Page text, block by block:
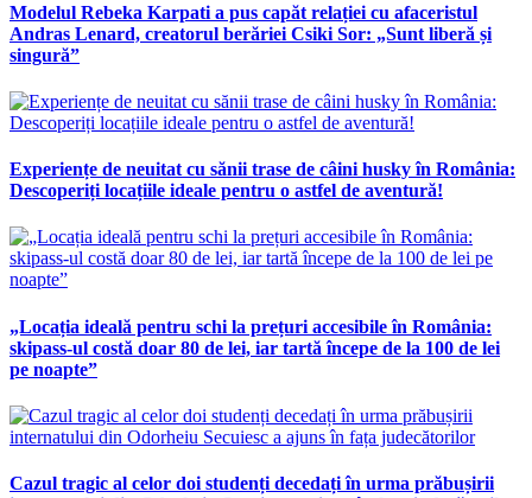
Modelul Rebeka Karpati a pus capăt relației cu afaceristul
Andras Lenard, creatorul berăriei Csiki Sor: „Sunt liberă și
singură”
Experiențe de neuitat cu sănii trase de câini husky în România:
Descoperiți locațiile ideale pentru o astfel de aventură!
„Locația ideală pentru schi la prețuri accesibile în România:
skipass-ul costă doar 80 de lei, iar tartă începe de la 100 de lei
pe noapte”
Cazul tragic al celor doi studenți decedați în urma prăbușirii